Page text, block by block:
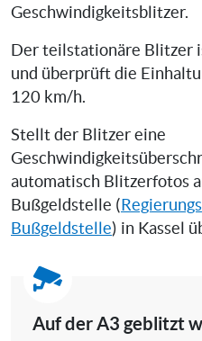
Geschwindigkeitsblitzer.
Der teilstationäre Blitzer
und überprüft die
120 km/h.
Stellt der Blitzer eine
automatisch Blitzerfotos
Bußgeldstelle (
Bußgeldstelle) in Kassel
Auf der A3 geblitzt